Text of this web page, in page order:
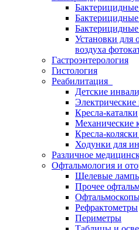
Бактерицидные
Установки для
воздуха
Гастроэнтерология
Гистология
Реабилитация
Детские
Кресла-каталки
Механические
Кресла-
Ходунки для
Различное
Офтальмология и
Щелевые
Прочее
Рефрактометры
Периметры